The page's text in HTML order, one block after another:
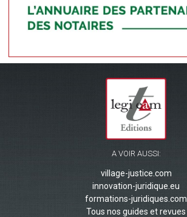
A VOIR AUSSI:
village-justice.com
innovation-juridique.eu
formations-juridiques.com
Tous nos guides et revues